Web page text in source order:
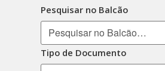
Pesquisar no Balcão
Tipo de Documento